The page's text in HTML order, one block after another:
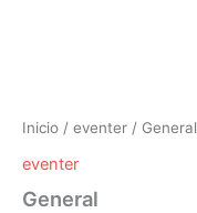
Inicio / eventer / General
eventer
General